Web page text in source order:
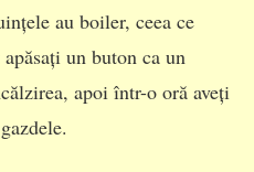
au boiler, ceea ce
un buton ca un
apoi într-o oră aveți